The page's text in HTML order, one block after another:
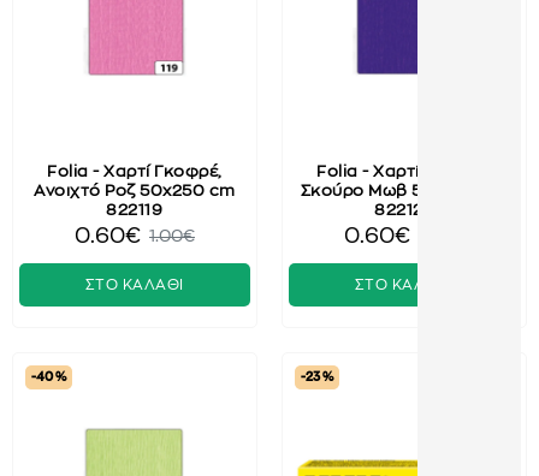
Folia - Χαρτί Γκοφρέ,
Ανοιχτό Ροζ 50x250 cm
822119
0.60€ 1.00€
ΣΤΟ ΚΑΛΑΘΙ
Folia - Χαρτί Γκοφρέ,
Σκούρο Μωβ 50x250 cm
822122
0.60€
ΣΤΟ ΚΑΛΑΘΙ
-40 % -23 %